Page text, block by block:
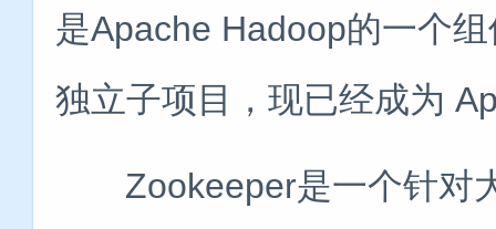
是Apache Hadoop的一个
独立子项目，现已经成为
Zookeeper是一个针对